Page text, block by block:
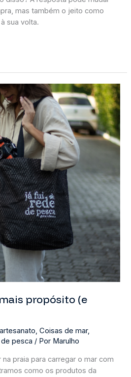
mas também o jeito como
sua volta.
propósito (e
artesanato,Coisas de mar,
pesca / Por Marulho
praia para carregar o mar com
como os produtos da